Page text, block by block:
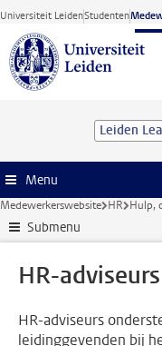
Ga direct naar de
Universiteit LeidenStudenten
Menu
Medewerkerswebsite HR Hulp,
Submenu
HR-adviseurs
HR-adviseurs
leidinggevenden bij